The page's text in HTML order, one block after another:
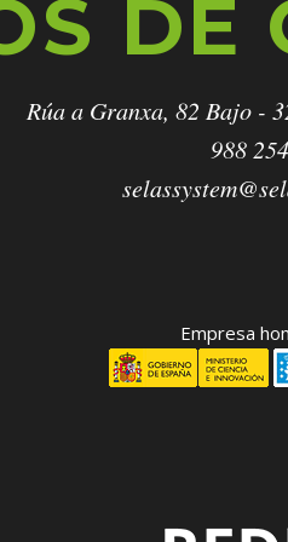
DE
Rúa a Granxa, 82 Bajo -
988
Empresa